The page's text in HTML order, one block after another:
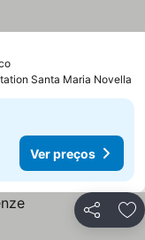
Santa Maria Novella
Ver preços
Partilhar